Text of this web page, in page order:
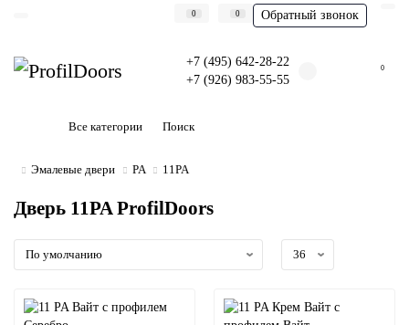
0 0 Обратный звонок
+7 (495) 642-28-22
+7 (926) 983-55-55
0
Все категории
Эмалевые двери PA 11PA
Дверь 11PA ProfilDoors